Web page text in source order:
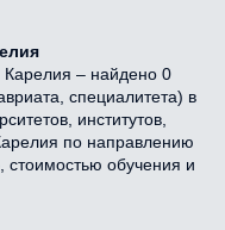
Карелия – найдено 0
специалитета) в
институтов,
по направлению
обучения и